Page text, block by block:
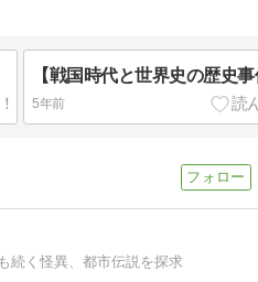
【戦国時代と世界史の歴史
5年前
続く怪異、都市伝説を探求